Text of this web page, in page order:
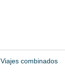
Viajes combinados